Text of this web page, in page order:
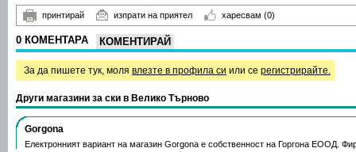
принтирай изпрати на приятел харесвам (0)
0 КОМЕНТАРА КОМЕНТИРАЙ
За да пишете тук, моля влезте в профила си или се регистрирайте.
Други магазини за ски в Велико Търново
Gorgona
Електронният вариант на магазин Gorgona е собственност на Горгона ЕООД.